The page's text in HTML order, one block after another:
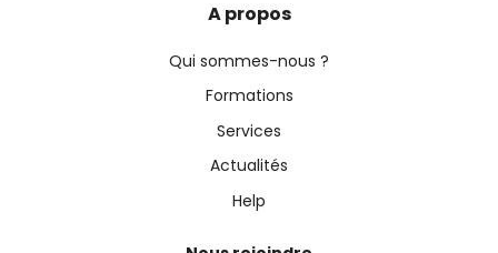
A propos
Qui sommes-nous ?
Formations
Services
Actualités
Help